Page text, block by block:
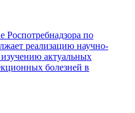
по
реализацию научно-
изучению актуальных
болезней в